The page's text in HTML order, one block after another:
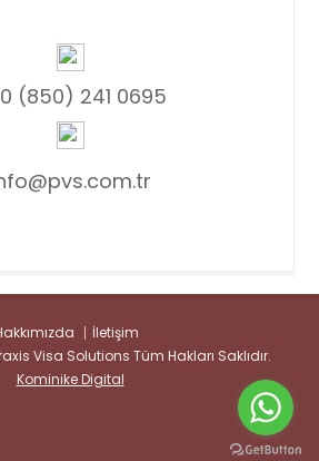
(850) 241 0695
İletişim
Visa Solutions Tüm Hakları Saklıdır.
Kominike Digital